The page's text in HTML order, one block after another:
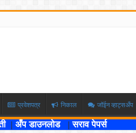
प्रवेशपत्र निकाल जॉईन व्हाट्सअँप
| अँप डाउनलोड |सराव पेपर्स